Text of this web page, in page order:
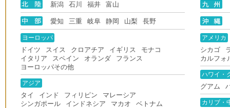
新潟 石川 福井 富山
愛知 三重 岐阜 静岡 山梨 長野
ヨーロッパ
ドイツ スイス クロアチア イギリス
モナコ
イタリア
スペイン オランダ
フランス
ヨーロッパその他
アジア
タイ インド フィリピン
マレーシア
シンガポール
インドネシア マカオ
ベトナム
アメリカ
シカゴ
カルフォ
ハワイ・
グアム
カリブ・